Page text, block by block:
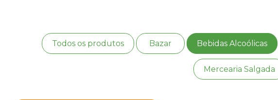
Todos os produtos Bazar Bebidas Alcoólicas
Mercearia Salgada